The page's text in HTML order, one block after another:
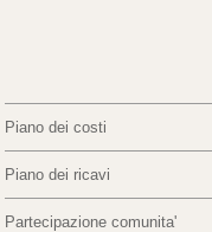
Piano dei costi
Piano dei ricavi
Partecipazione comunita'